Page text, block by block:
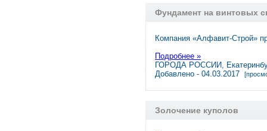
Фундамент на винтовых
Компания «Алфавит-Строй»
Подробнее »
ГОРОДА РОССИИ,
Добавлено - 04.03.2017
Золочение куполов